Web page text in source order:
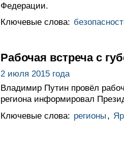
Федерации.
Ключевые слова:
Рабочая встреча с
2 июля 2015 года
Владимир Путин провёл
региона информировал
Ключевые слова: регионы ,